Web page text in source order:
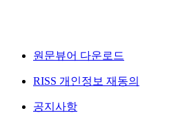
원문뷰어 다운로드
RISS 개인정보 재동의
공지사항